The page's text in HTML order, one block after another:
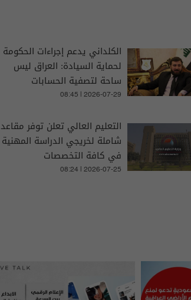
الكلداني يدعم إجراءات الحكومة
لحماية السيادة: العراق ليس
ساحة لتصفية الحسابات
08:45 | 2026-07-29
التعليم العالي تعلن توفر مقاعد
شاملة لخريجي الدراسة المهنية
في كافة التخصصات
08:24 | 2026-07-25